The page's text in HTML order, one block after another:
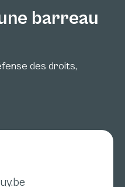
barreau
des droits,